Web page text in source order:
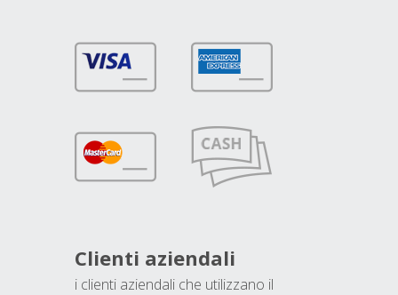
Clienti aziendali
i clienti aziendali che utilizzano il